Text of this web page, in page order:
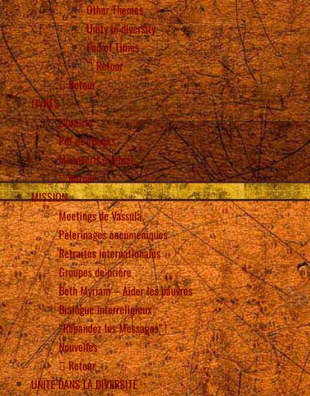
Other Themes
Unity in diversity
End of Times
Retour
Retour
LIVRES
Librairie
Pdf et eBooks
Manuscrit original
Retour
MISSION
Meetings de Vassula
Pèlerinages oecuméniques
Retraites internationales
Groupes de prière
Beth Myriam – Aider les pauvres
Dialogue interreligieux
“Répandez les Messages” !
Nouvelles
Retour
UNITÉ DANS LA DIVERSITÉ